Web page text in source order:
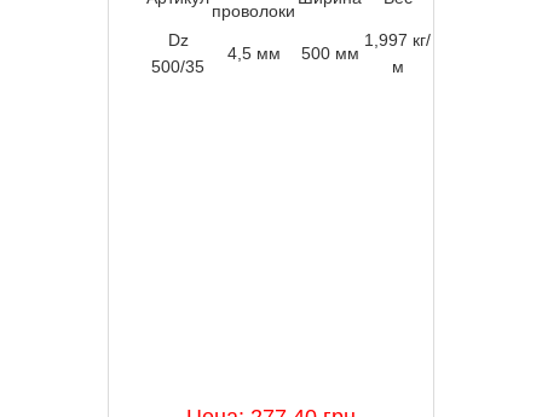
проволоки
Dz
500/35
4,5 мм 500 мм
1,997 кг/
м